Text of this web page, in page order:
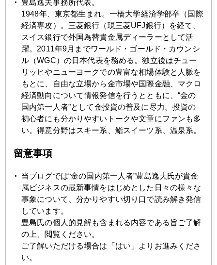
ヘッジファンドが見る米朝開戦の確率は？
2017年04月24日
フランス大統領選後の東京市場、世界が注目
2017年04月21日
福岡３億円現金強奪事件が貴金属関連
2017年04月20日
「北朝鮮の次はイラン」新たな地政学的要因
2017年04月19日
英国テレサ・メイ首相のビックリ決断
2017年04月18日
米国こそ為替監視対象国！
豊島逸夫事務所代表。
1948年、東京都生まれ。一橋大学経済学部卒（国際
経済専攻）。三菱銀行（現三菱UFJ銀行）を経て、
スイス銀行で外国為替貴金属ディーラーとして活
躍。2011年9月までワールド・ゴールド・カウンシ
ル（WGC）の日本代表を務める。独立後はチュー
リッヒやニューヨークでの豊富な相場体験と人脈を
もとに、自由な立場から金市場や国際金融、マクロ
経済動向について情報発信を行うとともに、“金の
国内第一人者”として金投資の普及に尽力。投資の
初心者にも分かりやすいトークや文章にファンも多
い。得意分野はスキー系、鮨スイーツ系、温泉系。
留意事項
当ブログでは“金の国内第一人者”豊島逸夫氏が貴金
属ビジネスの最新事情をはじめとした日々の様々な
事象について、分かりやすい切り口で読み解き発信
しています。
豊島氏の個人的見解も含まれる内容である旨ご了解
の上、閲覧ください。
ご了解いただける場合は「はい」よりお進みくださ
い。